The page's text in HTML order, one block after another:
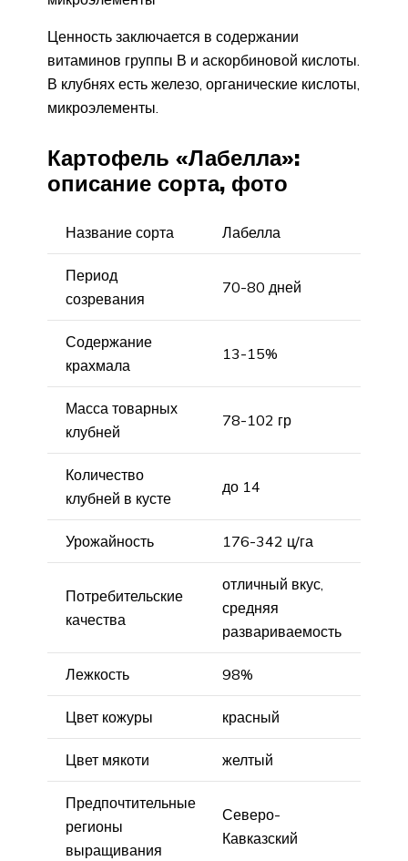
Ценность заключается в содержании
витаминов группы В и аскорбиновой кислоты.
В клубнях есть железо, органические кислоты,
микроэлементы.
Картофель «Лабелла»:
описание сорта, фото
Название сорта Лабелла
Период
созревания
70-80 дней
Содержание
крахмала
13-15%
Масса товарных
клубней
78-102 гр
Количество
клубней в кусте
до 14
Урожайность 176-342 ц/га
Потребительские
качества
отличный вкус,
средняя
развариваемость
Лежкость 98%
Цвет кожуры красный
Цвет мякоти желтый
Предпочтительные
регионы
выращивания
Северо-
Кавказский